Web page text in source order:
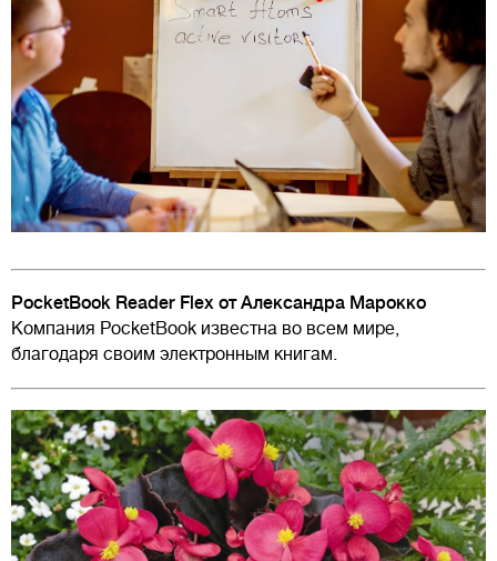
PocketBook Reader Flex от Александра Марокко
Компания PocketBook известна во всем мире,
благодаря своим электронным книгам.